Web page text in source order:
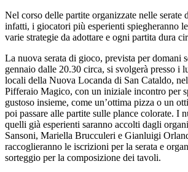
Nel corso delle partite organizzate nelle serate
infatti, i giocatori più esperienti spiegheranno
varie strategie da adottare e ogni partita dura
La nuova serata di gioco, prevista per domani
gennaio dalle 20.30 circa, si svolgerà presso i
locali della Nuova Locanda di San Cataldo,
Pifferaio Magico, con un iniziale incontro per
gustoso insieme, come un’ottima pizza o un
poi passare alle partite sulle plance colorate. I
quelli già esperienti saranno accolti dagli
Sansoni, Mariella Brucculeri e Gianluigi
raccoglieranno le iscrizioni per la serata e
sorteggio per la composizione dei tavoli.